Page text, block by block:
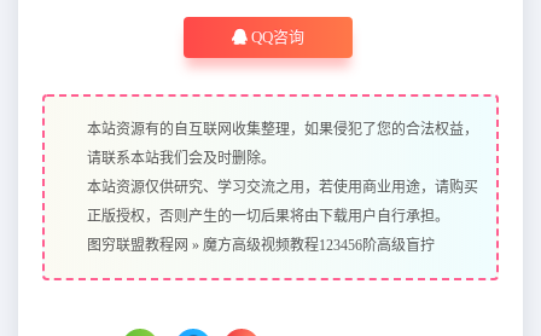
QQ咨询
本站资源有的自互联网收集整理，如果侵犯了您的合法权益，
请联系本站我们会及时删除。
本站资源仅供研究、学习交流之用，若使用商业用途，请购买
正版授权，否则产生的一切后果将由下载用户自行承担。
图穷联盟教程网 » 魔方高级视频教程123456阶高级盲拧